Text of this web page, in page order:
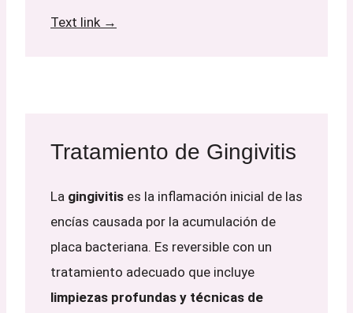
Text link →
Tratamiento de Gingivitis
La gingivitis es la inflamación inicial de las
encías causada por la acumulación de
placa bacteriana. Es reversible con un
tratamiento adecuado que incluye
limpiezas profundas y técnicas de